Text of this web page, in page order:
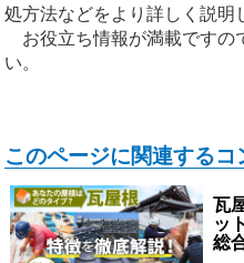
処方法などをより詳しく説明
お役立ち情報が満載ですの
い。
このページに関連する
瓦
ッ
総